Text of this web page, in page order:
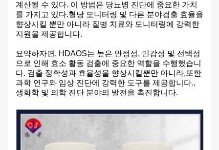
계산될 수 있다. 이 방법은 당뇨병 진단에 중요한 가치
를 가지고 있다.혈당 모니터링 및 다른 분야검출 효율을
향상시킬 뿐만 아니라 질병 치료와 모니터링에 강력한
지원을 제공합니다.
요약하자면, HDAOS는 높은 안정성, 민감성 및 선택성
으로 인해 효소 활동 검출에 중요한 역할을 수행했습니
다. 검출 정확성과 효율성을 향상시킬뿐만 아니라,또한
과학 연구와 임상 진단에 강력한 도구를 제공합니다.,
생화학 및 의학 진단 분야의 발전을 촉진합니다.